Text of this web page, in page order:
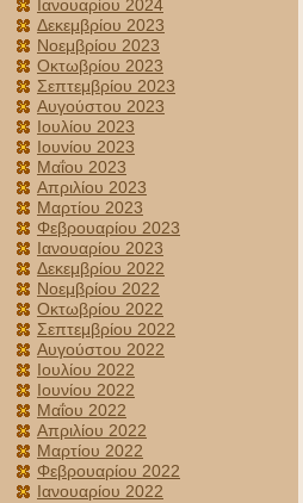
Ιανουαρίου 2024
Δεκεμβρίου 2023
Νοεμβρίου 2023
Οκτωβρίου 2023
Σεπτεμβρίου 2023
Αυγούστου 2023
Ιουλίου 2023
Ιουνίου 2023
Μαΐου 2023
Απριλίου 2023
Μαρτίου 2023
Φεβρουαρίου 2023
Ιανουαρίου 2023
Δεκεμβρίου 2022
Νοεμβρίου 2022
Οκτωβρίου 2022
Σεπτεμβρίου 2022
Αυγούστου 2022
Ιουλίου 2022
Ιουνίου 2022
Μαΐου 2022
Απριλίου 2022
Μαρτίου 2022
Φεβρουαρίου 2022
Ιανουαρίου 2022